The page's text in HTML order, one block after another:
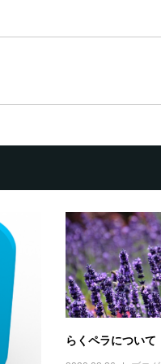
らくペラについて